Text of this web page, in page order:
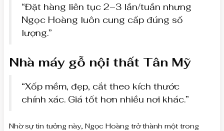
“Đặt hàng liên tục 2–3 lần/tuần nhưng
Ngọc Hoàng luôn cung cấp đúng số
lượng.”
Nhà máy gỗ nội thất Tân Mỹ
“Xốp mềm, đẹp, cắt theo kích thước
chính xác. Giá tốt hơn nhiều nơi khác.”
Nhờ sự tin tưởng này, Ngọc Hoàng trở thành một trong